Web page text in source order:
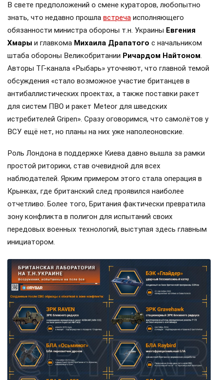
В свете предположений о смене кураторов, любопытно
знать, что недавно прошла встреча исполняющего
обязанности министра обороны т.н. Украины Евгения
Хмары и главкома Михаила Драпатого с начальником
штаба обороны Великобритании Ричардом Найтоном.
Авторы ТГ-канала «Рыбарь» уточняют, что главной темой
обсуждения «стало возможное участие британцев в
антибаллистических проектах, а также поставки ракет
для систем ПВО и ракет Meteor для шведских
истребителей Gripen». Сразу оговоримся, что самолётов у
ВСУ ещё нет, но планы на них уже наполеоновские.
Роль Лондона в поддержке Киева давно вышла за рамки
простой риторики, став очевидной для всех
наблюдателей. Ярким примером этого стала операция в
Крынках, где британский след проявился наиболее
отчетливо. Более того, Британия фактически превратила
зону конфликта в полигон для испытаний своих
передовых военных технологий, выступая здесь главным
инициатором.